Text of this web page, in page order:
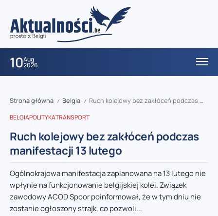
10Aug
2026
Strona główna / Belgia / Ruch kolejowy bez zakłóceń podczas manifestacji 13 lutego
BELGIAPOLITYKATRANSPORT
Ruch kolejowy bez zakłóceń podczas
manifestacji 13 lutego
Ogólnokrajowa manifestacja zaplanowana na 13 lutego nie
wpłynie na funkcjonowanie belgijskiej kolei. Związek
zawodowy ACOD Spoor poinformował, że w tym dniu nie
zostanie ogłoszony strajk, co pozwoli...